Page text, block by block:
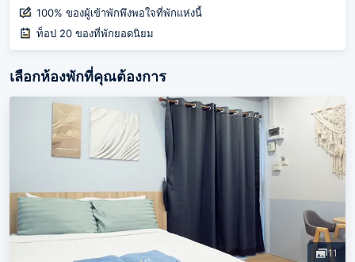
100% ของผู้เข้าพักพึงพอใจที่พักแห่งนี้
ท็อป 20 ของที่พักยอดนิยม
เลือกห้องพักที่คุณต้องการ
11